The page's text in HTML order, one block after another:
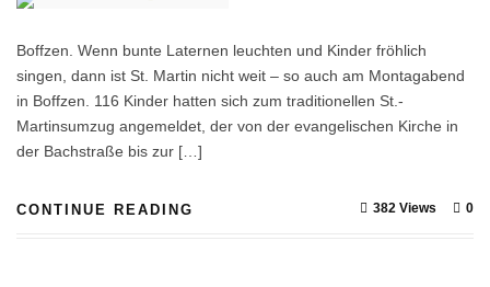
Boffzen. Wenn bunte Laternen leuchten und Kinder fröhlich
singen, dann ist St. Martin nicht weit – so auch am Montagabend
in Boffzen. 116 Kinder hatten sich zum traditionellen St.-
Martinsumzug angemeldet, der von der evangelischen Kirche in
der Bachstraße bis zur […]
CONTINUE READING 0
382 Views